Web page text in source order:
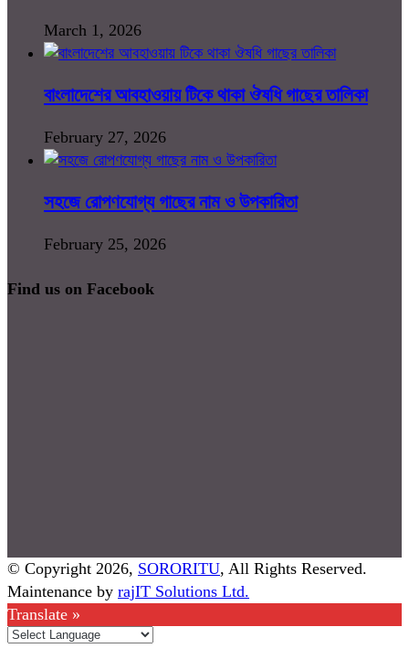
March 1, 2026
বাংলাদেশের আবহাওয়ায় টিকে থাকা ঔষধি গাছের তালিকা
February 27, 2026
সহজে রোপণযোগ্য গাছের নাম ও উপকারিতা
February 25, 2026
Find us on Facebook
© Copyright 2026, SORORITU, All Rights Reserved.
Maintenance by rajIT Solutions Ltd.
Translate »